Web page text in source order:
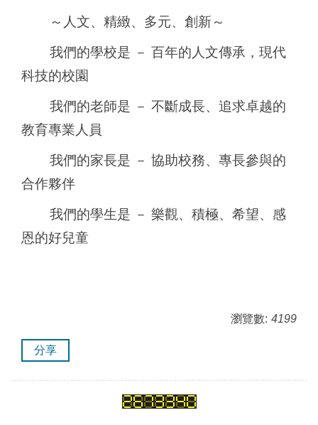
～人文、精緻、多元、創新～
我們的學校是 － 百年的人文傳承，現代
科技的校園
我們的老師是 － 不斷成長、追求卓越的
教育專業人員
我們的家長是 － 協助校務、專長參與的
合作夥伴
我們的學生是 － 樂觀、積極、希望、感
恩的好兒童
瀏覽數: 4199
分享